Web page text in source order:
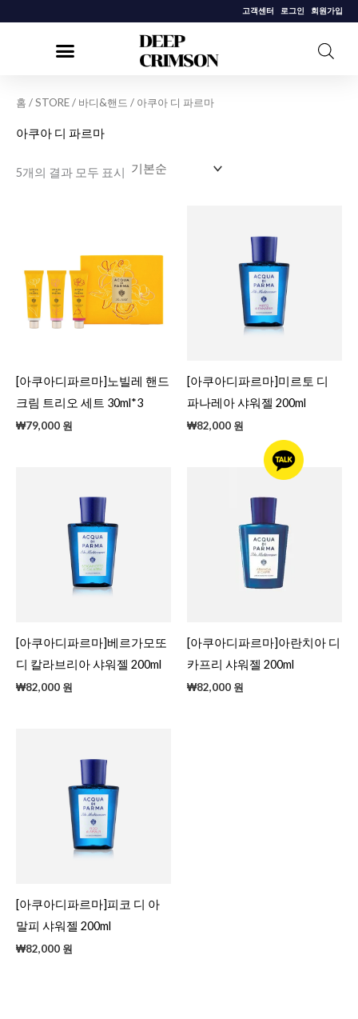
고객센터 로그인 회원가입
홈 /STORE/ 바디&핸드 / 아쿠아 디 파르마
아쿠아 디 파르마
5개의 결과 모두 표시
[아쿠아디파르마]노빌레 핸드
크림 트리오 세트 30ml*3
₩79,000 원
[아쿠아디파르마]미르토 디
파나레아 샤워젤 200ml
₩82,000 원
[아쿠아디파르마]베르가모또
디 칼라브리아 샤워젤 200ml
₩82,000 원
[아쿠아디파르마]아란치아 디
카프리 샤워젤 200ml
₩82,000 원
[아쿠아디파르마]피코 디 아
말피 샤워젤 200ml
₩82,000 원